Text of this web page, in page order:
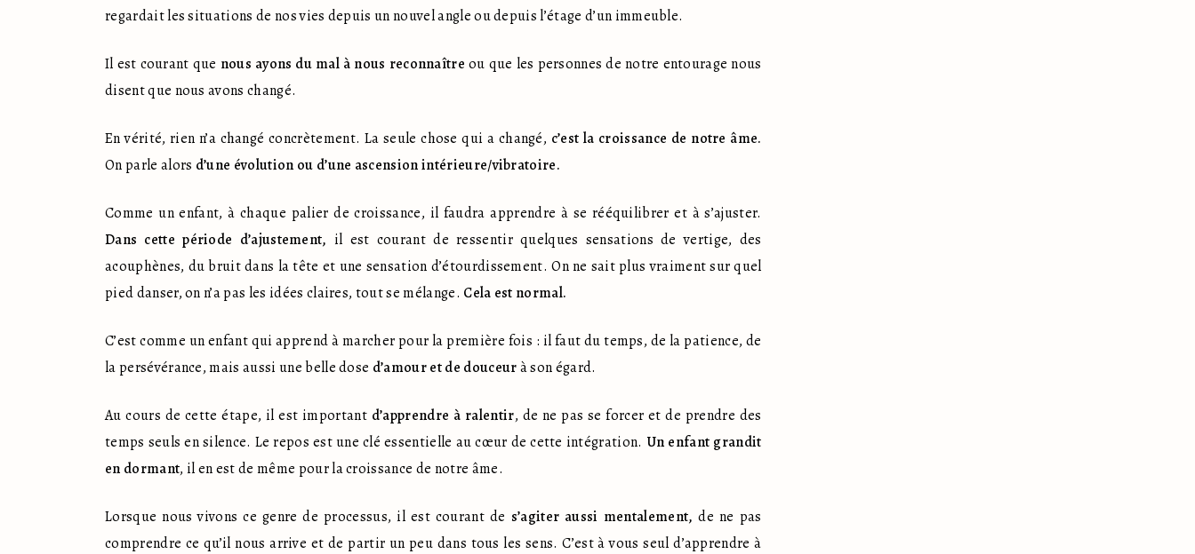
regardait les situations de nos vies depuis un nouvel angle ou depuis l’étage d’un immeuble.
Il est courant que nous ayons du mal à nous reconnaître ou que les personnes de notre entourage nous
disent que nous avons changé.
En vérité, rien n’a changé concrètement. La seule chose qui a changé, c’est la croissance de notre âme.
On parle alors d’une évolution ou d’une ascension intérieure/vibratoire.
Dans cette période d’ajustement, il est courant de ressentir quelques sensations de vertige, des
acouphènes, du bruit dans la tête et une sensation d’étourdissement. On ne sait plus vraiment sur quel
pied danser, on n’a pas les idées claires, tout se mélange. Cela est normal.
C’est comme un enfant qui apprend à marcher pour la première fois : il faut du temps, de la patience, de
la persévérance, mais aussi une belle dose d’amour et de douceur à son égard.
Au cours de cette étape, il est important d’apprendre à ralentir, de ne pas se forcer et de prendre des
temps seuls en silence. Le repos est une clé essentielle au cœur de cette intégration. Un enfant grandit
en dormant, il en est de même pour la croissance de notre âme.
Lorsque nous vivons ce genre de processus, il est courant de s’agiter aussi mentalement, de ne pas
comprendre ce qu’il nous arrive et de partir un peu dans tous les sens. C’est à vous seul d’apprendre à